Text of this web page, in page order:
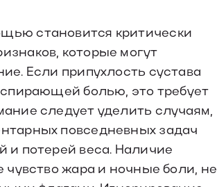
становится критически
которые могут
Если припухлость сустава
болью, это требует
следует уделить случаям,
повседневных задач
и потерей веса. Наличие
жара и ночные боли, не